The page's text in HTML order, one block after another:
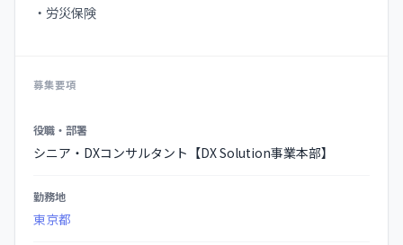
・労災保険
募集要項
集
要
詳
役職・部署
シニア・DXコンサルタント【DX Solution事業本部】
勤務地
東京都